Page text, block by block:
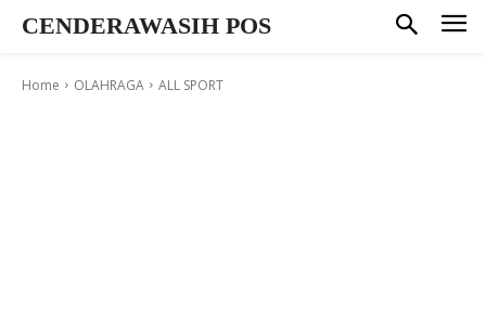
CENDERAWASIH POS
Home OLAHRAGA ALL SPORT